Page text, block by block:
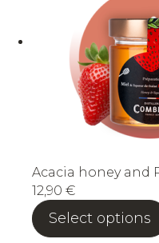
Acacia honey and
12,90 €
Select options